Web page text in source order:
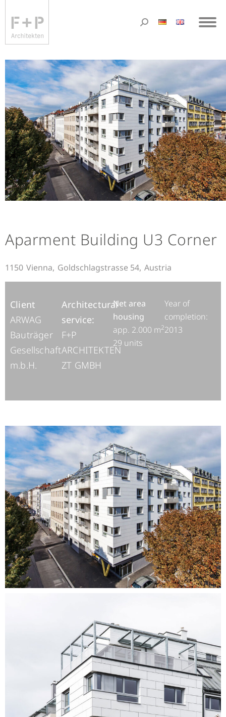
Client
ARWAG
Bauträger
Gesellschaft
m.b.H.
Architectural
service:
F+P
ARCHITEKTEN
ZT GMBH
Net area
housing
app. 2.000 m2
29 units
Year of
completion:
2013
Aparment Building U3 Corner
1150 Vienna, Goldschlagstrasse 54, Austria